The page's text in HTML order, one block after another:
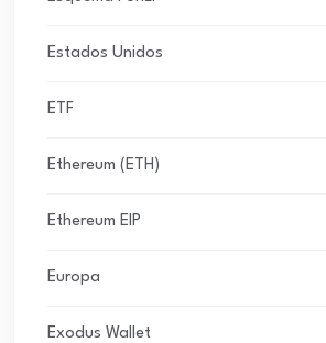
Estados Unidos
ETF
Ethereum (ETH)
Ethereum EIP
Europa
Exodus Wallet